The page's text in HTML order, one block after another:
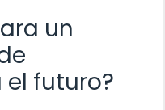
un
futuro?